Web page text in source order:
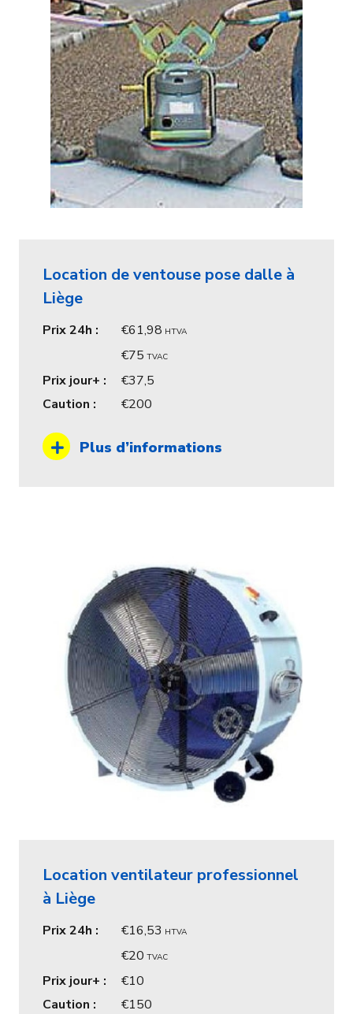
Location de ventouse pose dalle à
Liège
Prix 24h : 61,98 HTVA
75 TVAC
Prix jour+ :
37,5
Caution :
200
Plus d’informations
Location ventilateur professionnel
à Liège
Prix 24h : 16,53 HTVA
20 TVAC
Prix jour+ :
10
Caution :
150